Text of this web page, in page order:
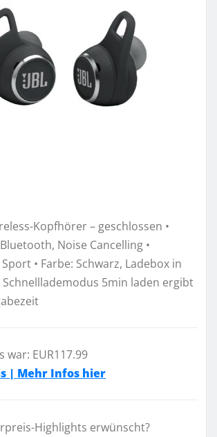
Kopfhörer – geschlossen •
Noise Cancelling •
• Farbe: Schwarz, Ladebox in
Schnelllademodus 5min laden ergibt
war: EUR117.99
| Mehr Infos hier
Highlights erwünscht?